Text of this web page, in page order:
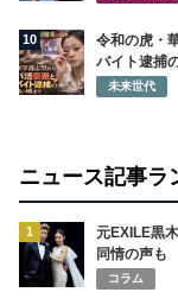
10
令和の虎・
バイト逮捕
未来世代
ニュース記事ラ
1
元EXILE黒
同情の声も
コラム